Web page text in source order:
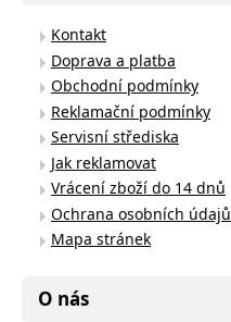
Kontakt
Doprava a platba
Obchodní podmínky
Reklamační podmínky
Servisní střediska
Jak reklamovat
Vrácení zboží do 14 dnů
Ochrana osobních údajů
Mapa stránek
O nás